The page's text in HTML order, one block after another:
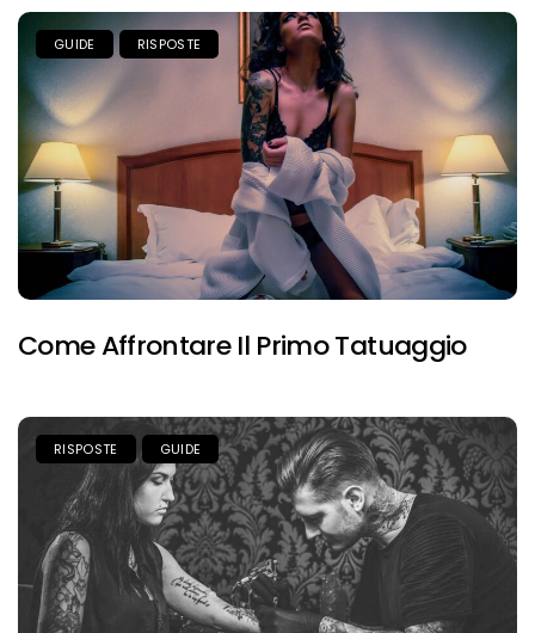
GUIDE RISPOSTE
Come Affrontare Il Primo Tatuaggio
RISPOSTE GUIDE